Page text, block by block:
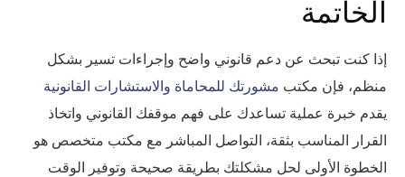
الخاتمة
إذا كنت تبحث عن دعم قانوني واضح وإجراءات تسير بشكل
منظم، فإن مكتب مشورتك للمحاماة والاستشارات القانونية
يقدم خبرة عملية تساعدك على فهم موقفك القانوني واتخاذ
القرار المناسب بثقة، التواصل المباشر مع مكتب متخصص هو
الخطوة الأولى لحل مشكلتك بطريقة صحيحة وتوفير الوقت